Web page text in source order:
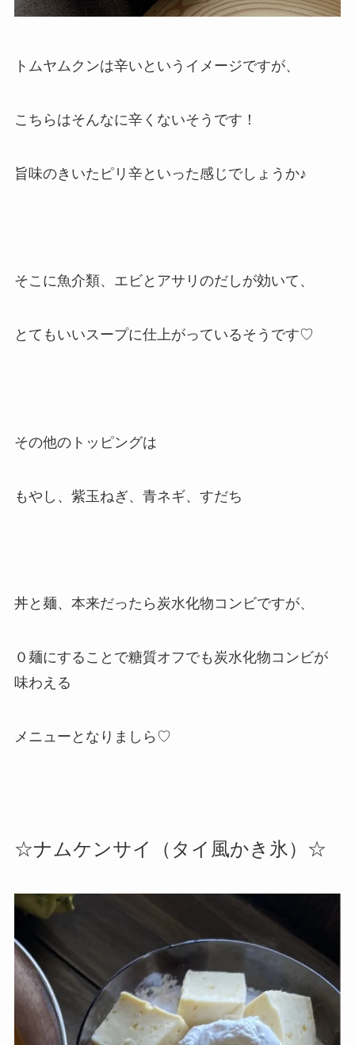
トムヤムクンは辛いというイメージですが、
こちらはそんなに辛くないそうです！
旨味のきいたピリ辛といった感じでしょうか♪
そこに魚介類、エビとアサリのだしが効いて、
とてもいいスープに仕上がっているそうです♡
その他のトッピングは
もやし、紫玉ねぎ、青ネギ、すだち
丼と麺、本来だったら炭水化物コンビですが、
０麺にすることで糖質オフでも炭水化物コンビが
味わえる
メニューとなりましら♡
☆ナムケンサイ（タイ風かき氷）☆